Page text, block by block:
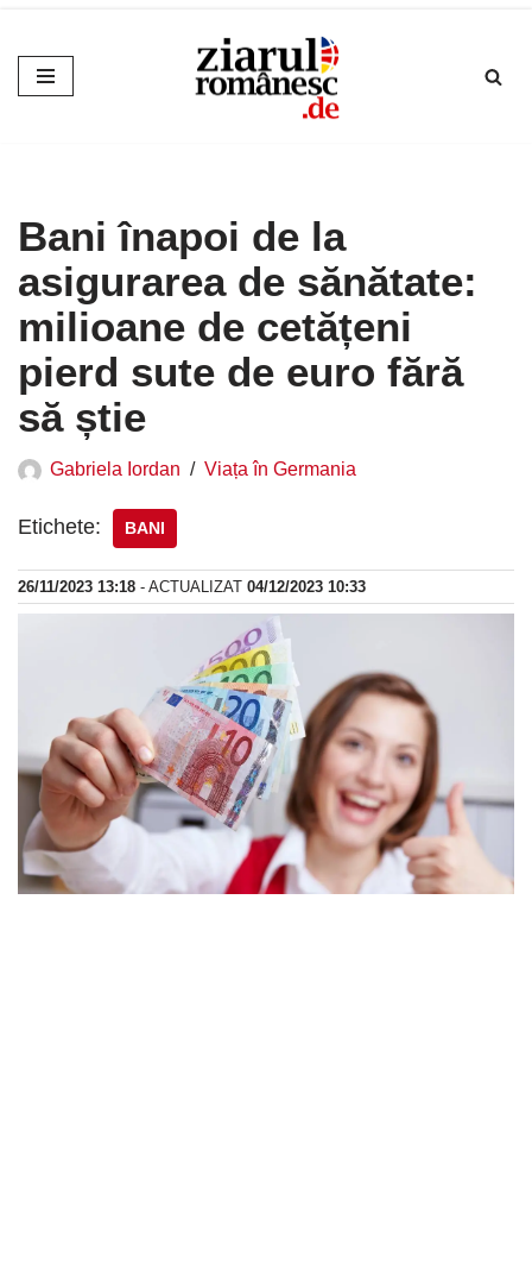
Sari
la
Bani înapoi de la
asigurarea de sănătate:
milioane de cetățeni
pierd sute de euro fără
să știe
Gabriela Iordan Viața în Germania
Etichete: BANI
26/11/2023 13:18 - ACTUALIZAT 04/12/2023 10:33